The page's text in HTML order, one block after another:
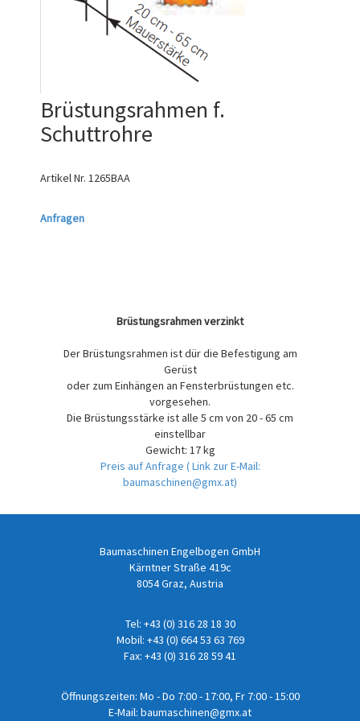
Brüstungsrahmen f.
Schuttrohre
Artikel Nr. 1265BAA
Anfragen
Brüstungsrahmen verzinkt
Der Brüstungsrahmen ist dür die Befestigung am
Gerüst
oder zum Einhängen an Fensterbrüstungen etc.
vorgesehen.
Die Brüstungsstärke ist alle 5 cm von 20 - 65 cm
einstellbar
Gewicht: 17 kg
Preis auf Anfrage ( Link zur E-Mail:
baumaschinen@gmx.at)
Baumaschinen Engelbogen GmbH
Kärntner Straße 419c
8054 Graz, Austria
Tel: +43 (0) 316 28 18 30
Mobil: +43 (0) 664 53 63 769
Fax: +43 (0) 316 28 59 41
Öffnungszeiten: Mo - Do 7:00 - 17:00, Fr 7:00 - 15:00
E-Mail: baumaschinen@gmx.at